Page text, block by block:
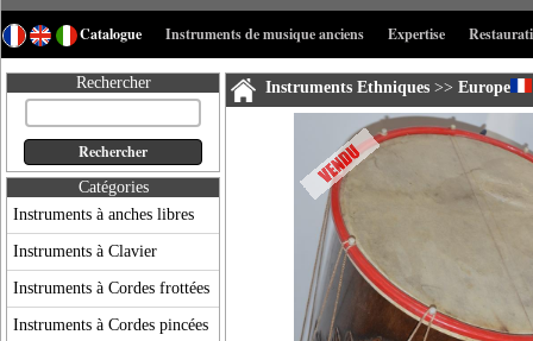
Catalogue Instruments de musique anciens Expertise
Rechercher
Catégories
Instruments à anches libres
Instruments à Clavier
Instruments à Cordes frottées
Instruments à Cordes pincées
Instruments Ethniques>> Europe